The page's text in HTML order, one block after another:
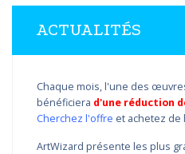
ACTUALITÉS
Chaque mois, l'une des
bénéficiera d'une réduction
Cherchez l'offre et achetez de
ArtWizard présente les plus